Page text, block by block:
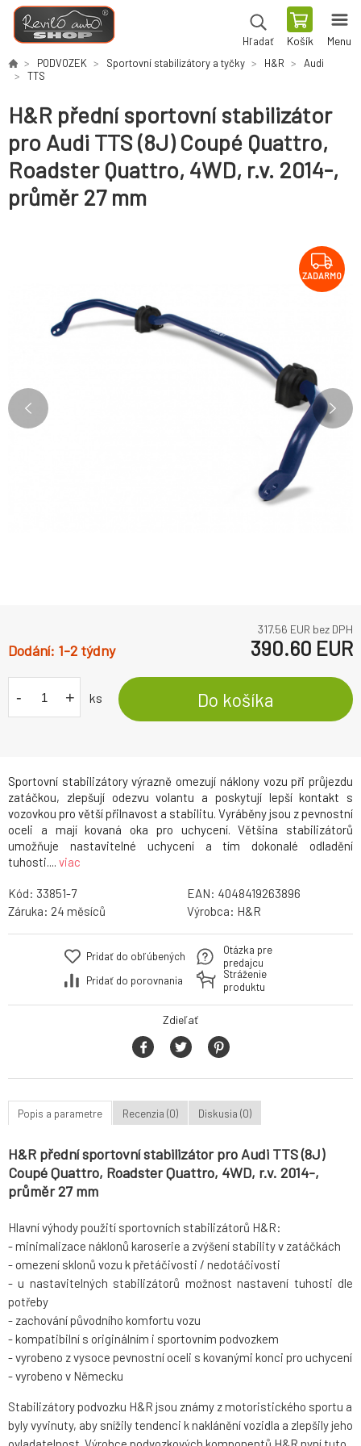
Hľadať Košík Menu
PODVOZEK Sportovní stabilizátory a tyčky H&R
Audi
TTS
H&R přední sportovní stabilizátor
pro Audi TTS (8J) Coupé Quattro,
Roadster Quattro, 4WD, r.v. 2014-,
průměr 27 mm
ZADARMO
Sportovní stabilizátory výrazně omezují náklony vozu při průjezdu
zatáčkou, zlepšují odezvu volantu a poskytují lepší kontakt s
vozovkou pro větší přilnavost a stabilitu. Vyráběny jsou z pevnostní
oceli a mají kovaná oka pro uchycení. Většina stabilizátorů
umožňuje nastavitelné uchycení a tím dokonalé odladění
tuhosti.... viac
317.56 EUR bez DPH
1-2 týdny 390.60 EUR
- + ks Do košíka
Kód: 33851-7 EAN: 4048419263896
Záruka: 24 Výrobca: H&R
Pridať do obľúbených
Pridať do porovnania
Otázka pre
predajcu
Stráženie
produktu
Zdieľať
Popis a parametre Recenzia (0) Diskusia (0)
H&R přední sportovní stabilizátor pro Audi TTS (8J)
Coupé Quattro, Roadster Quattro, 4WD, r.v. 2014-,
průměr 27 mm
Hlavní výhody použití sportovních stabilizátorů H&R:
- minimalizace náklonů karoserie a zvýšení stability v zatáčkách
- omezení sklonů vozu k přetáčivosti / nedotáčivosti
- u nastavitelných stabilizátorů možnost nastavení tuhosti dle
potřeby
- zachování původního komfortu vozu
- kompatibilní s originálním i sportovním podvozkem
- vyrobeno z vysoce pevnostní oceli s kovanými konci pro uchycení
- vyrobeno v Německu
Stabilizátory podvozku H&R jsou známy z motoristického sportu a
byly vyvinuty, aby snížily tendenci k naklánění vozidla a zlepšily jeho